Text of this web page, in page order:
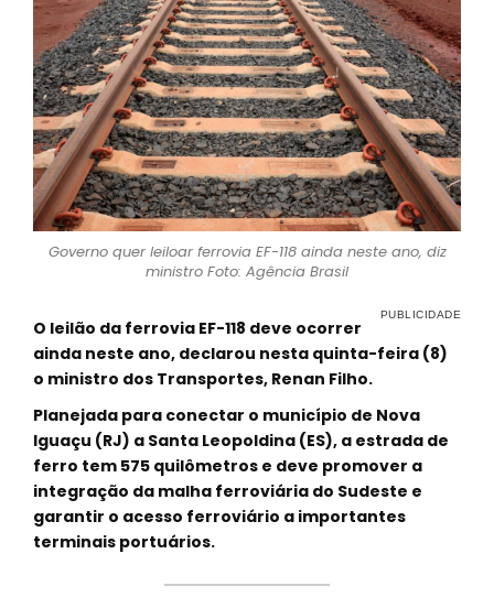
Governo quer leiloar ferrovia EF-118 ainda neste ano, diz
ministro Foto: Agência Brasil
O leilão da ferrovia EF-118 deve ocorrer
ainda neste ano, declarou nesta quinta-feira (8)
o ministro dos Transportes, Renan Filho.
Planejada para conectar o município de Nova
Iguaçu (RJ) a Santa Leopoldina (ES), a estrada de
ferro tem 575 quilômetros e deve promover a
integração da malha ferroviária do Sudeste e
garantir o acesso ferroviário a importantes
terminais portuários.